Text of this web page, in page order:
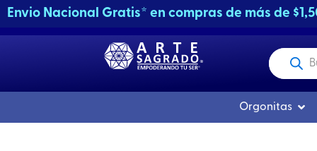
Envio Nacional Gratis* en compras de más de
Productos
buscados
Orgonitas